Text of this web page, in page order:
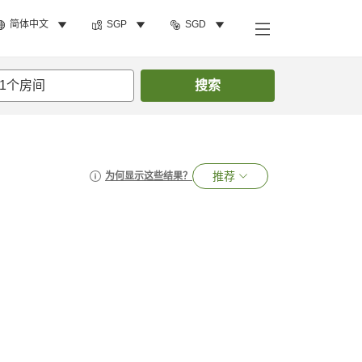
简体中文 SGP SGD
1个房间 搜索
为何显示这些结果？ 推荐